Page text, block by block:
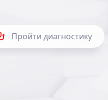
Пройти диагностику